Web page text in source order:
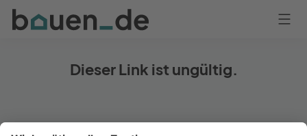
Bauen
Logo
Dieser Link ist ungültig.